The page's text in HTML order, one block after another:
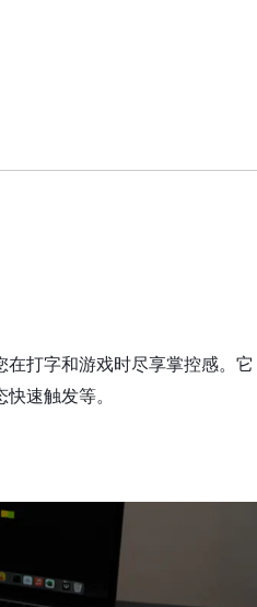
在打字和游戏时尽享掌控感。它
速触发等。